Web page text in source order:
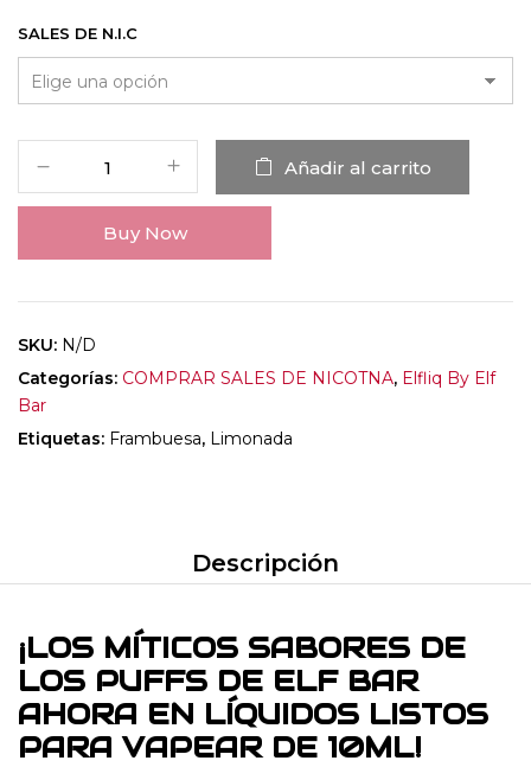
SALES DE N.I.C
Añadir al carrito
Buy Now
SKU: N/D
Categorías: COMPRAR SALES DE NICOTNA, Elfliq By Elf
Bar
Etiquetas: Frambuesa, Limonada
Descripción
¡LOS MÍTICOS SABORES DE
LOS PUFFS DE ELF BAR
AHORA EN LÍQUIDOS LISTOS
PARA VAPEAR DE 10ML!